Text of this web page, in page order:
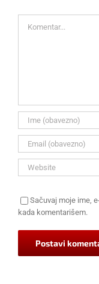
Sačuvaj moje ime,
kada komentarišem.